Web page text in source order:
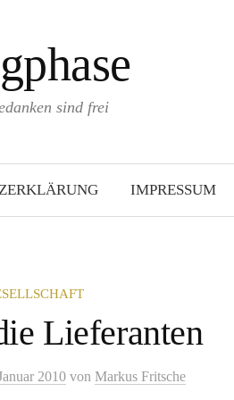
sind frei
IMPRESSUM
Lieferanten
2010 von Markus Fritsche